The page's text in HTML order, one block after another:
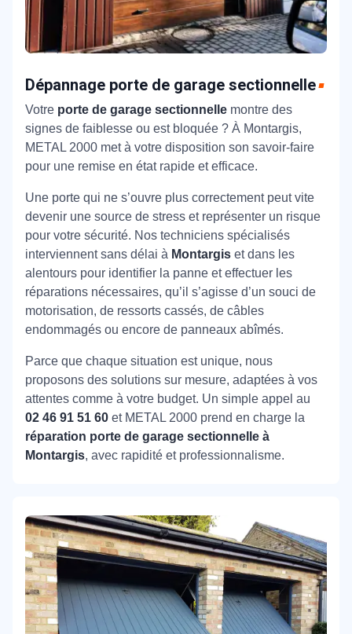
Dépannage porte de garage sectionnelle
Votre porte de garage sectionnelle montre des
signes de faiblesse ou est bloquée ? À Montargis,
METAL 2000 met à votre disposition son savoir-faire
pour une remise en état rapide et efficace.
Une porte qui ne s’ouvre plus correctement peut vite
devenir une source de stress et représenter un risque
pour votre sécurité. Nos techniciens spécialisés
interviennent sans délai à Montargis et dans les
alentours pour identifier la panne et effectuer les
réparations nécessaires, qu’il s’agisse d’un souci de
motorisation, de ressorts cassés, de câbles
endommagés ou encore de panneaux abîmés.
Parce que chaque situation est unique, nous
proposons des solutions sur mesure, adaptées à vos
attentes comme à votre budget. Un simple appel au
02 46 91 51 60 et METAL 2000 prend en charge la
réparation porte de garage sectionnelle à
Montargis, avec rapidité et professionnalisme.